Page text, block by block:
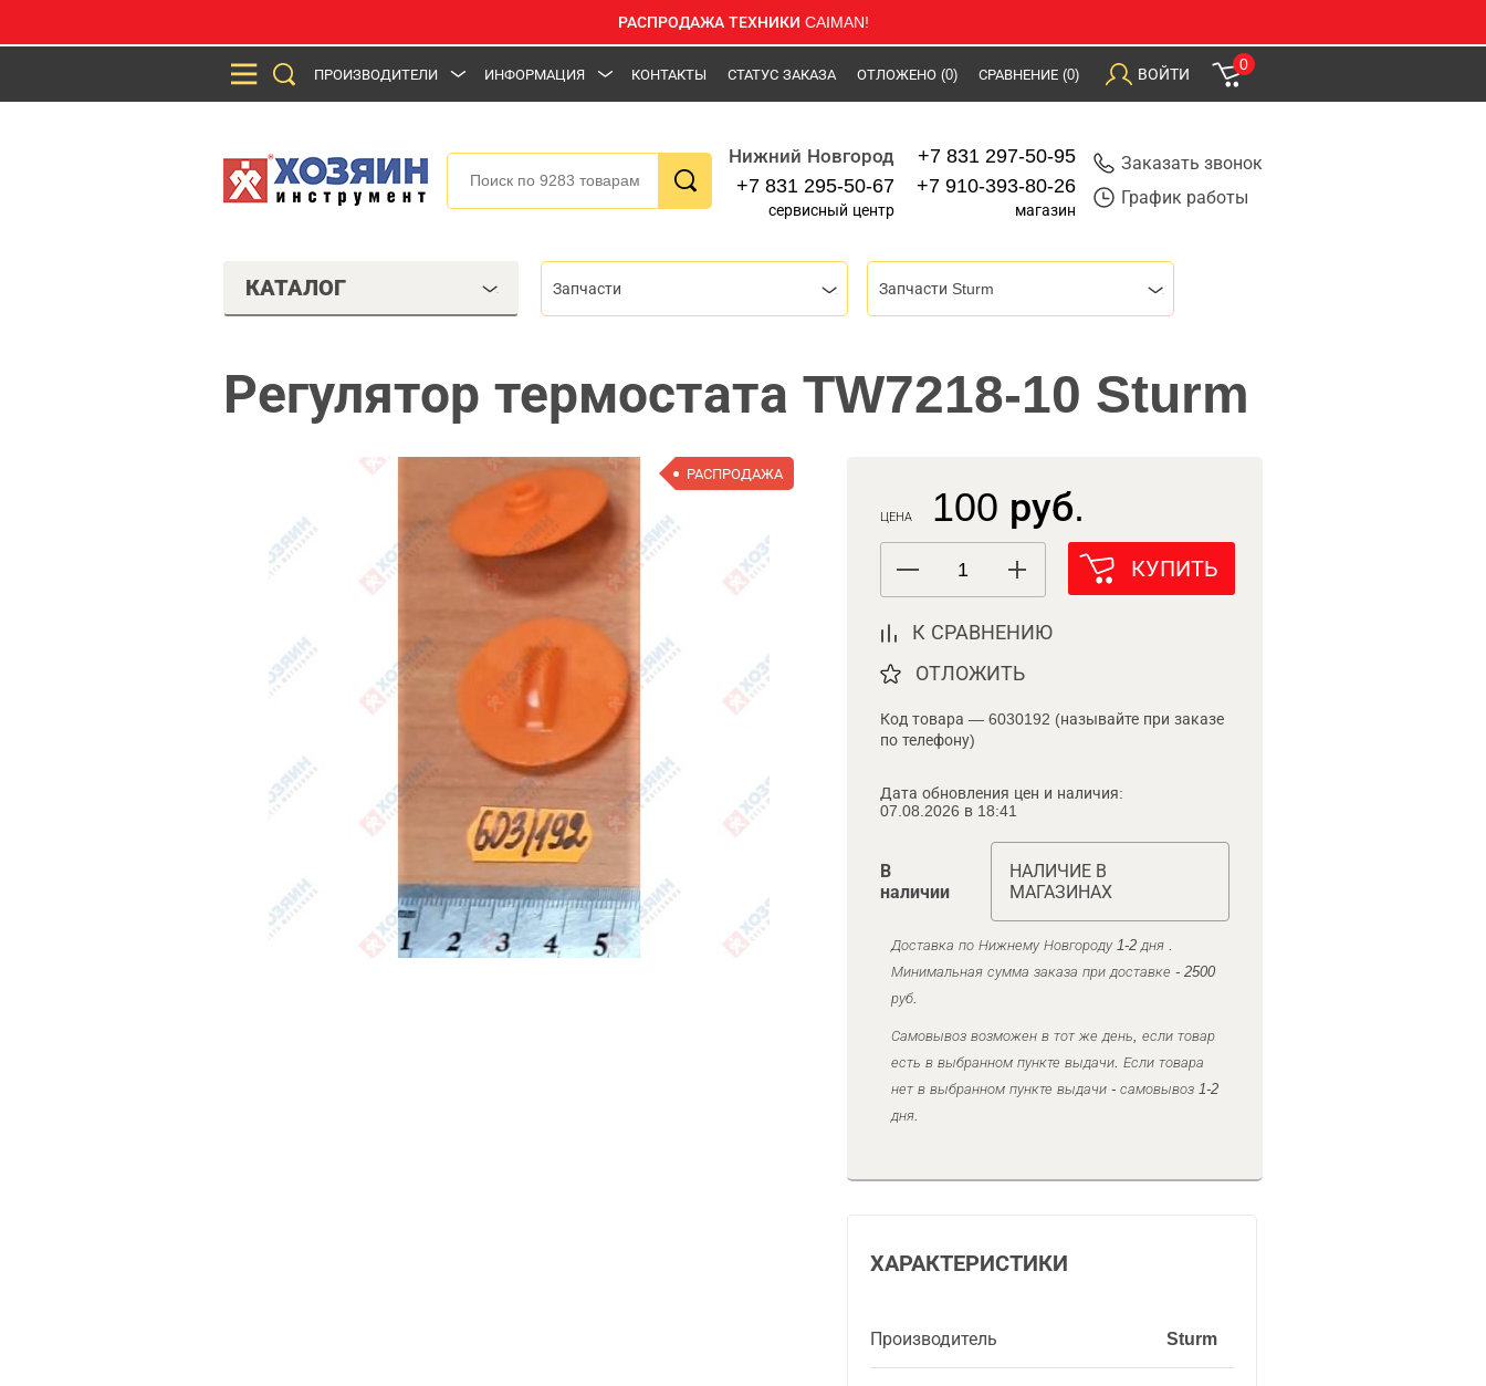
РАСПРОДАЖА ТЕХНИКИ CAIMAN!
ПРОИЗВОДИТЕЛИ ИНФОРМАЦИЯ КОНТАКТЫ СТАТУС ЗАКАЗА ОТЛОЖЕНО (0) СРАВНЕНИЕ (0) ВОЙТИ
0
Нижний Новгород
+7 831 295-50-67
сервисный центр
+7 831 297-50-95
+7 910-393-80-26
магазин
Заказать звонок
График работы
КАТАЛОГ Запчасти Запчасти Sturm
Регулятор термостата TW7218-10 Sturm
РАСПРОДАЖА
ЦЕНА 100 руб.
КУПИТЬ
К СРАВНЕНИЮ
ОТЛОЖИТЬ
Код товара — 6030192 (называйте при заказе
по телефону)
Дата обновления цен и наличия:
07.08.2026 в 18:41
В
наличии
НАЛИЧИЕ В
МАГАЗИНАХ
Доставка по Нижнему Новгороду 1-2 дня .
Минимальная сумма заказа при доставке - 2500
руб.
Самовывоз возможен в тот же день, если товар
есть в выбранном пункте выдачи. Если товара
нет в выбранном пункте выдачи - самовывоз 1-2
дня.
ХАРАКТЕРИСТИКИ
Производитель Sturm